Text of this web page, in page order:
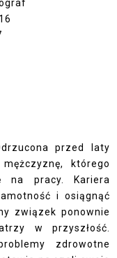
przed laty
którego
na pracy. Kariera
i osiągnąć
związek ponownie
w przyszłość.
zdrowotne